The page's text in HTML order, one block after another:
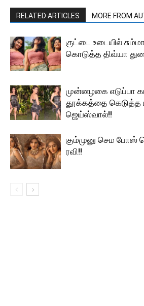
RELATED ARTICLES MORE FROM
குட்டை உடையில்
கொடுத்த திவ்யா
முன்னழகை எடுப்பா
தூக்கத்தை கெடுத்த
ஜெய்ஸ்வால்!!
கும்முனு செம போஸ்
ரவி!!